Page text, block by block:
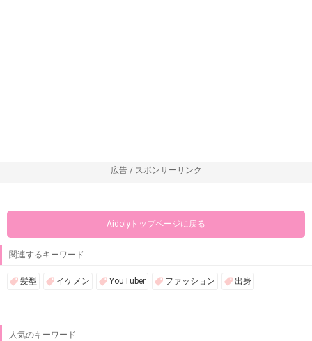
広告 / スポンサーリンク
Aidolyトップページに戻る
関連するキーワード
髪型 イケメン YouTuber ファッション 出身
人気のキーワード